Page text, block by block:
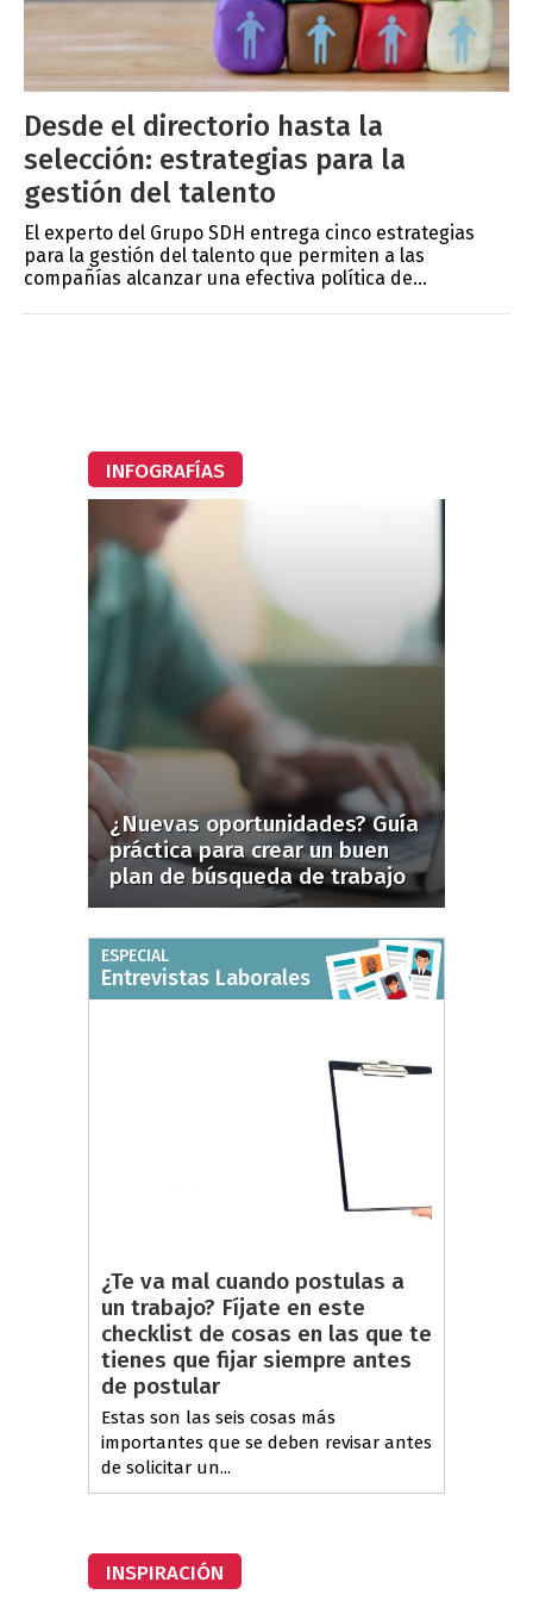
Desde el directorio hasta la
selección: estrategias para la
gestión del talento
El experto del Grupo SDH entrega cinco estrategias
para la gestión del talento que permiten a las
compañías alcanzar una efectiva política de...
INFOGRAFÍAS
¿Nuevas oportunidades? Guía
práctica para crear un buen
plan de búsqueda de trabajo
ESPECIAL
Entrevistas Laborales
¿Te va mal cuando postulas a
un trabajo? Fíjate en este
checklist de cosas en las que te
tienes que fijar siempre antes
de postular
Estas son las seis cosas más
importantes que se deben revisar antes
de solicitar un...
INSPIRACIÓN